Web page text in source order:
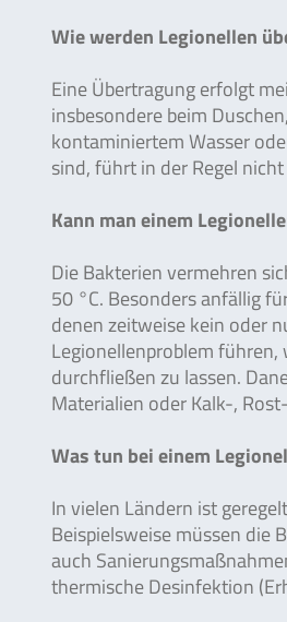
Wie werden Legionellen
Eine Übertragung erfolgt
insbesondere beim
kontaminiertem Wasser
sind, führt in der Regel
Kann man einem
Die Bakterien vermehren
50 °C. Besonders anfällig
denen zeitweise kein oder
Legionellenproblem
durchfließen zu lassen.
Materialien oder Kalk-,
Was tun bei einem
In vielen Ländern ist
Beispielsweise müssen die
auch
thermische Desinfektion